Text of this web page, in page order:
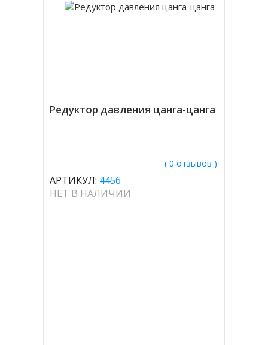
Редуктор давления цанга-цанга
( 0 отзывов )
АРТИКУЛ: 4456
НЕТ В НАЛИЧИИ